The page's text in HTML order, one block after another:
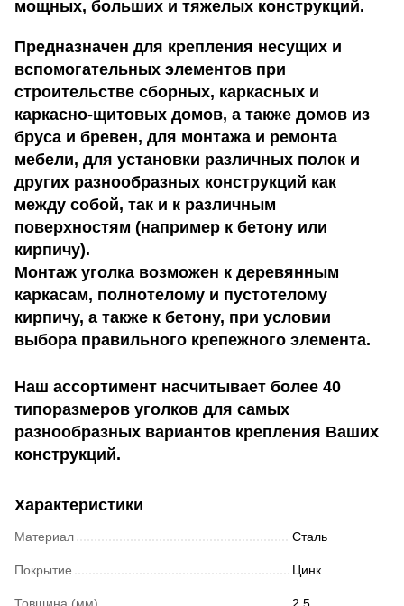
мощных, больших и тяжелых конструкций.
Предназначен для крепления несущих и
вспомогательных элементов при
строительстве сборных, каркасных и
каркасно-щитовых домов, а также домов из
бруса и бревен, для монтажа и ремонта
мебели, для установки различных полок и
других разнообразных конструкций как
между собой, так и к различным
поверхностям (например к бетону или
кирпичу).
Монтаж уголка возможен к деревянным
каркасам, полнотелому и пустотелому
кирпичу, а также к бетону, при условии
выбора правильного крепежного элемента.
Наш ассортимент насчитывает более 40
типоразмеров уголков для самых
разнообразных вариантов крепления Ваших
конструкций.
Характеристики
Материал Сталь
Покрытие Цинк